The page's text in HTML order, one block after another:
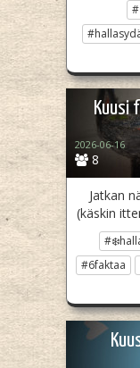
Kuusi
8
2026-06-16
Jatkan
(käskin
#6faktaa